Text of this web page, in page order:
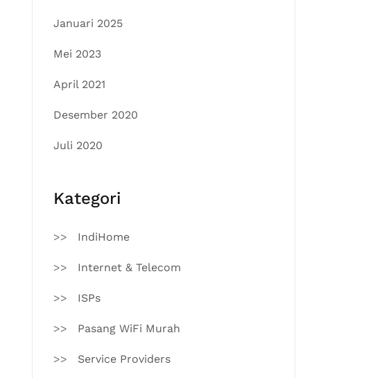
Januari 2025
Mei 2023
April 2021
Desember 2020
Juli 2020
Kategori
IndiHome
Internet & Telecom
ISPs
Pasang WiFi Murah
Service Providers